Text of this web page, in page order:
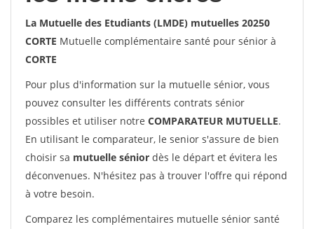
La Mutuelle des Etudiants (LMDE) mutuelles 20250
CORTE Mutuelle complémentaire santé pour sénior à
CORTE
Pour plus d'information sur la mutuelle sénior, vous
pouvez consulter les différents contrats sénior
possibles et utiliser notre COMPARATEUR MUTUELLE.
En utilisant le comparateur, le senior s'assure de bien
choisir sa mutuelle sénior dès le départ et évitera les
déconvenues. N'hésitez pas à trouver l'offre qui répond
à votre besoin.
Comparez les complémentaires mutuelle sénior santé